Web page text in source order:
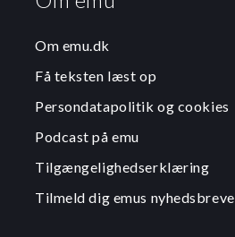
Om emu.dk
Få teksten læst op
Persondatapolitik og cookies
Podcast på emu
Tilgængelighedserklæring
Tilmeld dig emus nyhedsbreve